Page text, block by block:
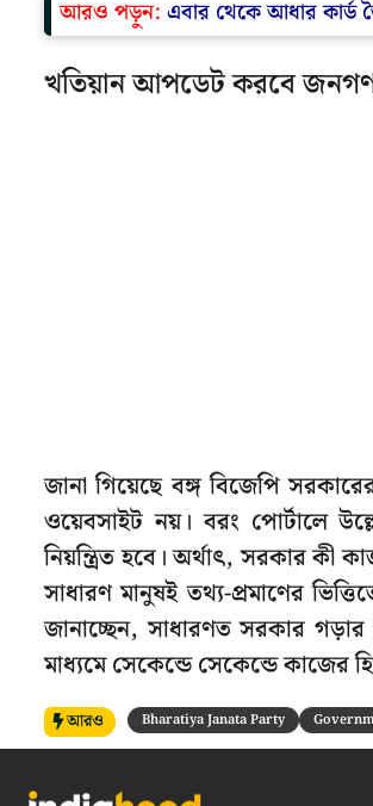
আরও পড়ুন: এবার থেকে আধার কার্ড
খতিয়ান আপডেট করবে
জানা গিয়েছে বঙ্গ বিজেপি
ওয়েবসাইট নয়। বরং পোর্টালে
নিয়ন্ত্রিত হবে। অর্থাৎ, সরকার
সাধারণ মানুষই তথ্য-প্রমাণের
জানাচ্ছেন, সাধারণত সরকার
মাধ্যমে সেকেন্ডে সেকেন্ডে কাজের
আরও Bharatiya Janata Party